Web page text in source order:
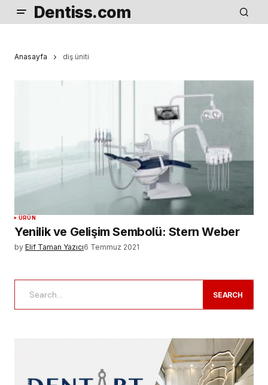
Dentiss.com
Anasayfa diş üniti
ÜRÜN
Yenilik ve Gelişim Sembolü: Stern Weber
by Elif Taman Yazıcı6 Temmuz 2021
SEARCH